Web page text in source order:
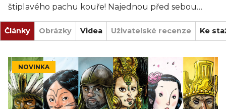
štiplavého pachu kouře! Najednou před sebou
slyšíš ohavné bublavé zvuky – šplíchání tělních
tekutin, křupání chrupavek a praskání kostí. Srdce
ti samým bušením div nevyskočí z těla. Opatrně
vykročíš a natahuješ krk, abys viděl za roh. A vidíš
doslova jatka. Chodby potřísněné krví a obludná
monstra požírající všechno, na co přijdou: lidské
mrtvoly i vlastní mršiny. Možná by v té hořící
místnosti bylo přece jenom líp…
Články Obrázky Videa Uživatelské recenze Ke
NOVINKA